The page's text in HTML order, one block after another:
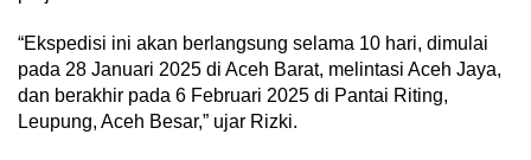
“Ekspedisi ini akan berlangsung selama 10 hari, dimulai
pada 28 Januari 2025 di Aceh Barat, melintasi Aceh Jaya,
dan berakhir pada 6 Februari 2025 di Pantai Riting,
Leupung, Aceh Besar,” ujar Rizki.